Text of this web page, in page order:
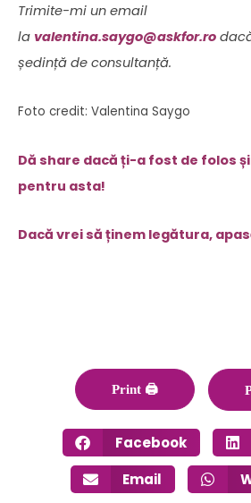
Trimite-mi un email
la valentina.saygo@askfor.ro
ședință de consultanță.
Foto credit: Valentina Saygo
Dă share dacă ți-a fost de folos
pentru asta!
Dacă vrei să ținem legătura,
Print 🖨
Facebook
Email